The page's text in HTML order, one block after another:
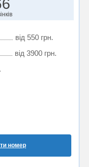
від 550 грн.
від 3900 грн.
номер